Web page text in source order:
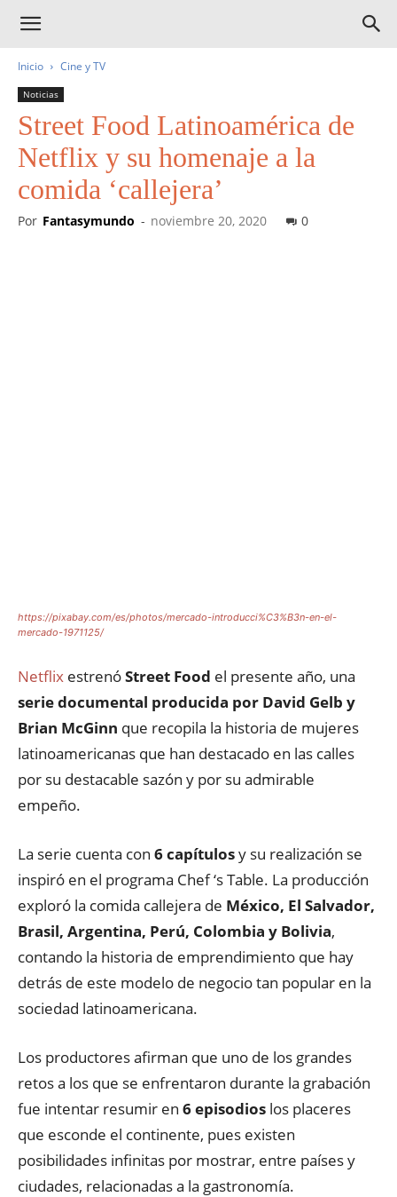
Inicio Cine y TV
Noticias
Street Food Latinoamérica de
Netflix y su homenaje a la
comida ‘callejera’
Por Fantasymundo - noviembre 20, 2020 0
https://pixabay.com/es/photos/mercado-introducci%C3%B3n-en-el-
mercado-1971125/
Netflix estrenóStreet Food el presente año, una
serie documental producida por David Gelb y
Brian McGinn que recopila la historia de mujeres
latinoamericanas que han destacado en las calles
por su destacable sazón y por su admirable
empeño.
La serie cuenta con 6 capítulosy su realización se
inspiró en el programa Chef ‘s Table. La producción
exploró la comida callejera de México, El Salvador,
Brasil, Argentina, Perú, Colombia y Bolivia,
contando la historia de emprendimiento que hay
detrás de este modelo de negocio tan popular en la
sociedad latinoamericana.
Los productores afirman que uno de los grandes
retos a los que se enfrentaron durante la grabación
fue intentar resumir en 6 episodios los placeres
que esconde el continente, pues existen
posibilidades infinitas por mostrar, entre países y
ciudades, relacionadas a la gastronomía.